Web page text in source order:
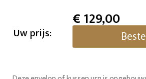
Uw prijs:
€129,00